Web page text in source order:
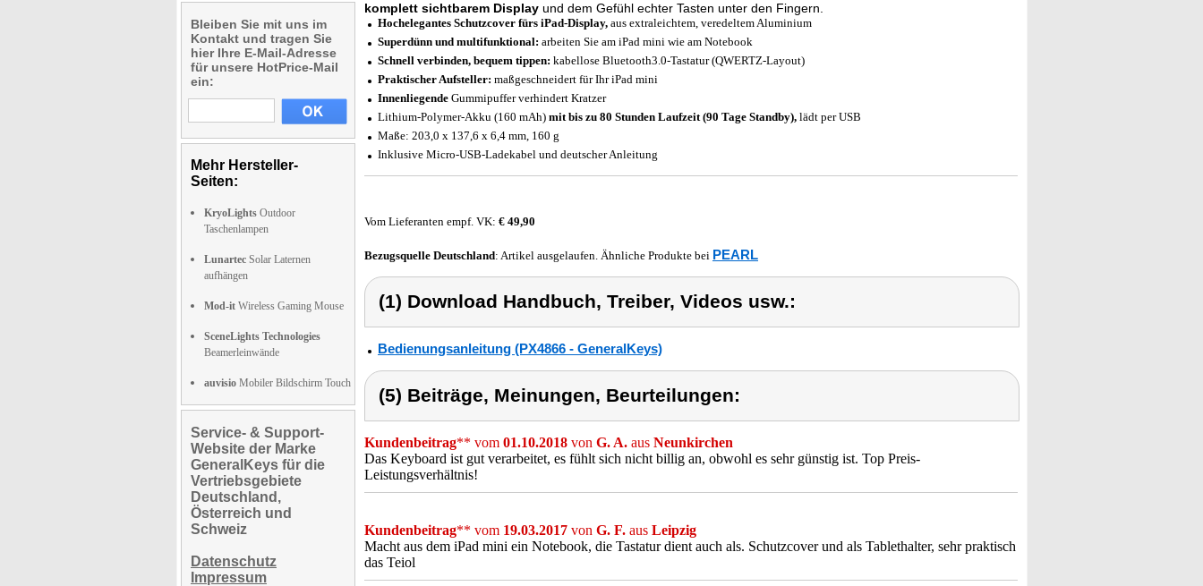
Bleiben Sie mit uns im
Kontakt und tragen Sie
hier Ihre E-Mail-Adresse
für unsere HotPrice-Mail
ein:
Mehr Hersteller-
Seiten:
KryoLights Outdoor
Taschenlampen
Lunartec Solar Laternen
aufhängen
Mod-it Wireless Gaming Mouse
SceneLights Technologies
Beamerleinwände
auvisio Mobiler Bildschirm Touch
Service- & Support-
Website der Marke
GeneralKeys für die
Vertriebsgebiete
Deutschland,
Österreich und
Schweiz
Datenschutz
Impressum
komplett sichtbarem Display und dem Gefühl echter Tasten unter den Fingern.
Hochelegantes Schutzcover fürs iPad-Display, aus extraleichtem, veredeltem Aluminium
Superdünn und multifunktional: arbeiten Sie am iPad mini wie am Notebook
Schnell verbinden, bequem tippen: kabellose Bluetooth3.0-Tastatur (QWERTZ-Layout)
Praktischer Aufsteller: maßgeschneidert für Ihr iPad mini
Innenliegende Gummipuffer verhindert Kratzer
Lithium-Polymer-Akku (160 mAh) mit bis zu 80 Stunden Laufzeit (90 Tage Standby), lädt per USB
Maße: 203,0 x 137,6 x 6,4 mm, 160 g
Inklusive Micro-USB-Ladekabel und deutscher Anleitung
Vom Lieferanten empf. VK: € 49,90
Bezugsquelle Deutschland: Artikel ausgelaufen. Ähnliche Produkte bei PEARL
(1) Download Handbuch, Treiber, Videos usw.:
Bedienungsanleitung (PX4866 - GeneralKeys)
(5) Beiträge, Meinungen, Beurteilungen:
Kundenbeitrag** vom 01.10.2018 von G. A. aus Neunkirchen
Das Keyboard ist gut verarbeitet, es fühlt sich nicht billig an, obwohl es sehr günstig ist. Top Preis-
Leistungsverhältnis!
Kundenbeitrag** vom 19.03.2017 von G. F. aus Leipzig
Macht aus dem iPad mini ein Notebook, die Tastatur dient auch als. Schutzcover und als Tablethalter, sehr praktisch
das Teiol